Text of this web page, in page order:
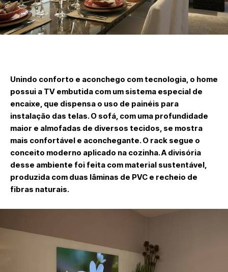
Unindo conforto e aconchego com tecnologia, o home
possui a TV embutida com um sistema especial de
encaixe, que dispensa o uso de painéis para
instalação das telas. O sofá, com uma profundidade
maior e almofadas de diversos tecidos, se mostra
mais confortável e aconchegante. O rack segue o
conceito moderno aplicado na cozinha. A divisória
desse ambiente foi feita com material sustentável,
produzida com duas lâminas de PVC e recheio de
fibras naturais.